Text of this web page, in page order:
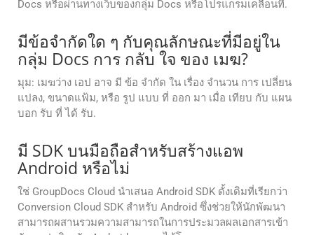
Docs หรือผ่านทางเว็บของกลุ่ม Docs หรือโปรแกรมเคลื่อนที่.
มีข้อจํากัดใด ๆ กับคุณลักษณะที่มีอยู่ใน
กลุ่ม Docs การ กลับ ใจ ของ เมฆ?
มุม: เมฆว่าง เอป อาจ มี ข้อ จํากัด ใน เรื่อง จํานวน การ เปลี่ยน
แปลง, ขนาดแฟ้ม, หรือ รูป แบบ ที่ ออก มา เมื่อ เทียบ กับ แผน
บอก รับ ที่ ได้ รับ.
มี SDK บนมือถือสำหรับสร้างแอพ
Android หรือไม่
ใช่ GroupDocs Cloud นำเสนอ Android SDK ดั้งเดิมที่เรียกว่า
Conversion Cloud SDK สำหรับ Android ซึ่งช่วยให้นักพัฒนา
สามารถผสานรวมความสามารถในการประมวลผลเอกสารเข้า